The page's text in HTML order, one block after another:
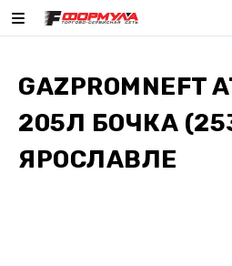
GAZPROMNEFT
205Л БОЧКА
ЯРОСЛАВЛЕ